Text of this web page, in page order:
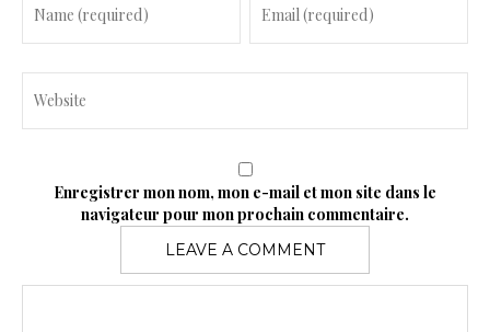
Enregistrer mon nom, mon e-mail et mon site dans le
navigateur pour mon prochain commentaire.